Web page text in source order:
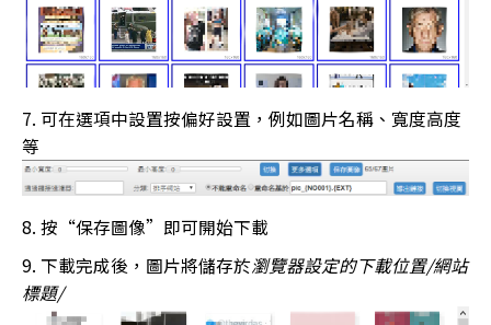
可在選項中設置按偏好設置，例如圖片名稱、寬度高度
等
按“保存圖像”即可開始下載
下載完成後，圖片將儲存於瀏覽器設定的下載位置/網站
標題/